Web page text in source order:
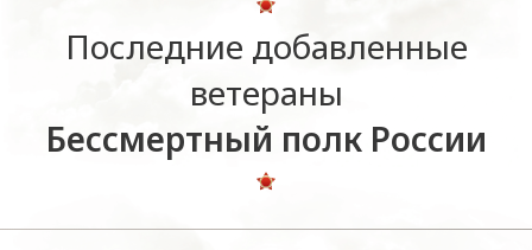
Последние добавленные
ветераны
Бессмертный полк России